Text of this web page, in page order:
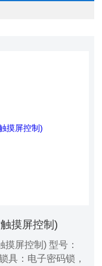
摸屏控制)
屏控制) 型号：
具：电子密码锁，